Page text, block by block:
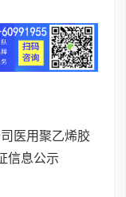
医用聚乙烯胶
信息公示